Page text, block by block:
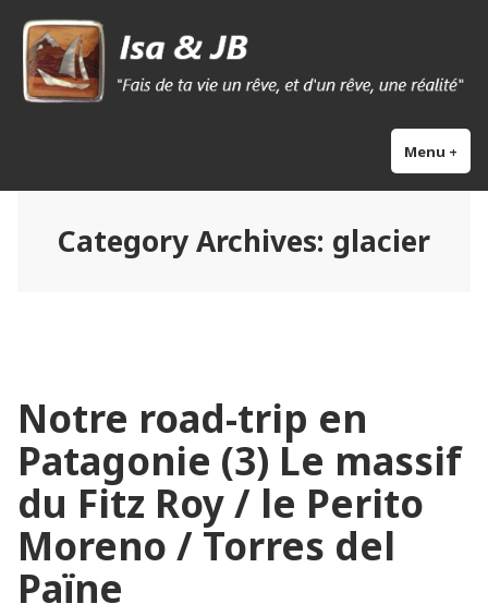
Skip
content
Isa & Jb blog
Menu +
Category Archives: glacier
Notre road-trip en
Patagonie (3) Le massif
du Fitz Roy / le Perito
Moreno / Torres del
Païne